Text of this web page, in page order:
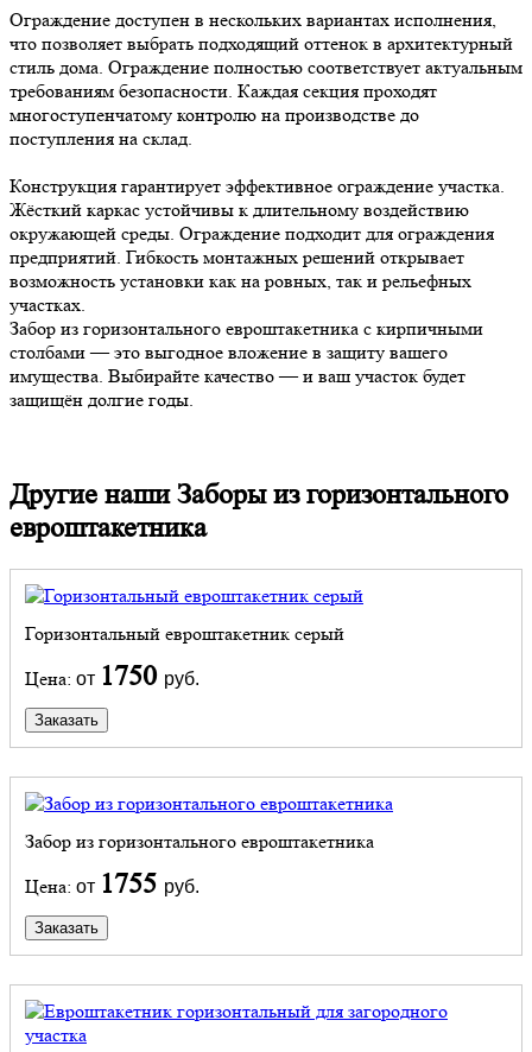
Ограждение доступен в нескольких вариантах исполнения,
что позволяет выбрать подходящий оттенок в архитектурный
стиль дома. Ограждение полностью соответствует актуальным
требованиям безопасности. Каждая секция проходят
многоступенчатому контролю на производстве до
поступления на склад.
Конструкция гарантирует эффективное ограждение участка.
Жёсткий каркас устойчивы к длительному воздействию
окружающей среды. Ограждение подходит для ограждения
предприятий. Гибкость монтажных решений открывает
возможность установки как на ровных, так и рельефных
участках.
Забор из горизонтального евроштакетника с кирпичными
столбами — это выгодное вложение в защиту вашего
имущества. Выбирайте качество — и ваш участок будет
защищён долгие годы.
Другие наши Заборы из горизонтального
евроштакетника
Горизонтальный евроштакетник серый
Цена: от 1750 руб.
Заказать
Забор из горизонтального евроштакетника
Цена: от 1755 руб.
Заказать